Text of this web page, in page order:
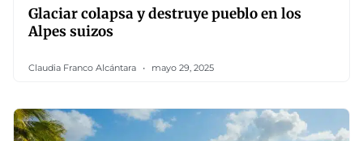
Glaciar colapsa y destruye pueblo en los
Alpes suizos
Claudia Franco Alcántara mayo 29, 2025